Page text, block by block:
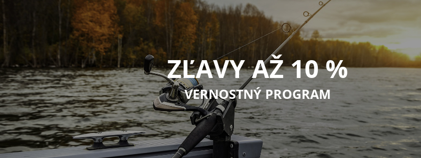
ZĽAVY AŽ 10 %
VERNOSTNÝ PROGRAM